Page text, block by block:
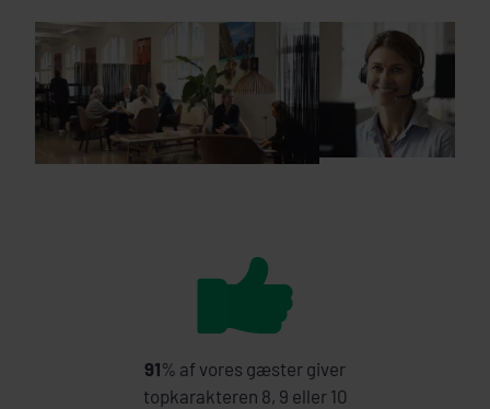
91% af vores gæster giver
topkarakteren 8, 9 eller 10